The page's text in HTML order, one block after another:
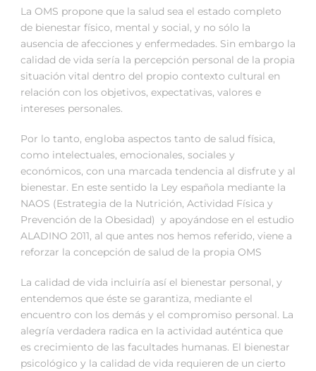
La OMS propone que la salud sea el estado completo
de bienestar físico, mental y social, y no sólo la
ausencia de afecciones y enfermedades. Sin embargo la
calidad de vida sería la percepción personal de la propia
situación vital dentro del propio contexto cultural en
relación con los objetivos, expectativas, valores e
intereses personales.
Por lo tanto, engloba aspectos tanto de salud física,
como intelectuales, emocionales, sociales y
económicos, con una marcada tendencia al disfrute y al
bienestar. En este sentido la Ley española mediante la
NAOS (Estrategia de la Nutrición, Actividad Física y
Prevención de la Obesidad) y apoyándose en el estudio
ALADINO 2011, al que antes nos hemos referido, viene a
reforzar la concepción de salud de la propia OMS
La calidad de vida incluiría así el bienestar personal, y
entendemos que éste se garantiza, mediante el
encuentro con los demás y el compromiso personal. La
alegría verdadera radica en la actividad auténtica que
es crecimiento de las facultades humanas. El bienestar
psicológico y la calidad de vida requieren de un cierto